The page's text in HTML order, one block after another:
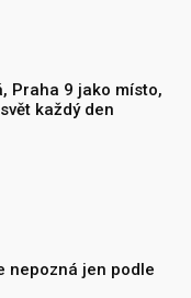
Praha 9 jako místo,
každý den
nepozná jen podle